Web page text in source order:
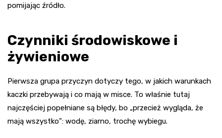
pomijając źródło.
Czynniki środowiskowe i
żywieniowe
Pierwsza grupa przyczyn dotyczy tego, w jakich warunkach
kaczki przebywają i co mają w misce. To właśnie tutaj
najczęściej popełniane są błędy, bo „przecież wygląda, że
mają wszystko”: wodę, ziarno, trochę wybiegu.